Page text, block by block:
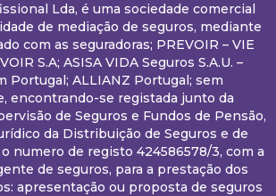
Lda, é uma sociedade comercial
de mediação de seguros, mediante
com as seguradoras; PREVOIR – VIE
S.A; ASISA VIDA Seguros S.A.U. –
Portugal; ALLIANZ Portugal; sem
encontrando-se registada junto da
de Seguros e Fundos de Pensão,
da Distribuição de Seguros e de
numero de registo 424586578/3, com a
de seguros, para a prestação dos
apresentação ou proposta de seguros